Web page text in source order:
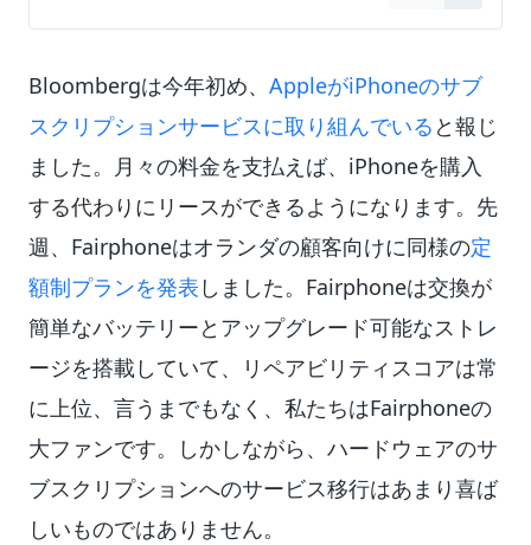
Bloombergは今年初め、 AppleがiPhoneのサブ
スクリプションサービスに取り組んでいる と報じ
ました。月々の料金を支払えば、iPhoneを購入
する代わりにリースができるようになります。先
週、Fairphoneはオランダの顧客向けに同様の定
額制プランを発表 しました。Fairphoneは交換が
簡単なバッテリーとアップグレード可能なストレ
ージを搭載していて、リペアビリティスコアは常
に上位、言うまでもなく、私たちはFairphoneの
大ファンです。しかしながら、ハードウェアのサ
ブスクリプションへのサービス移行はあまり喜ば
しいものではありません。